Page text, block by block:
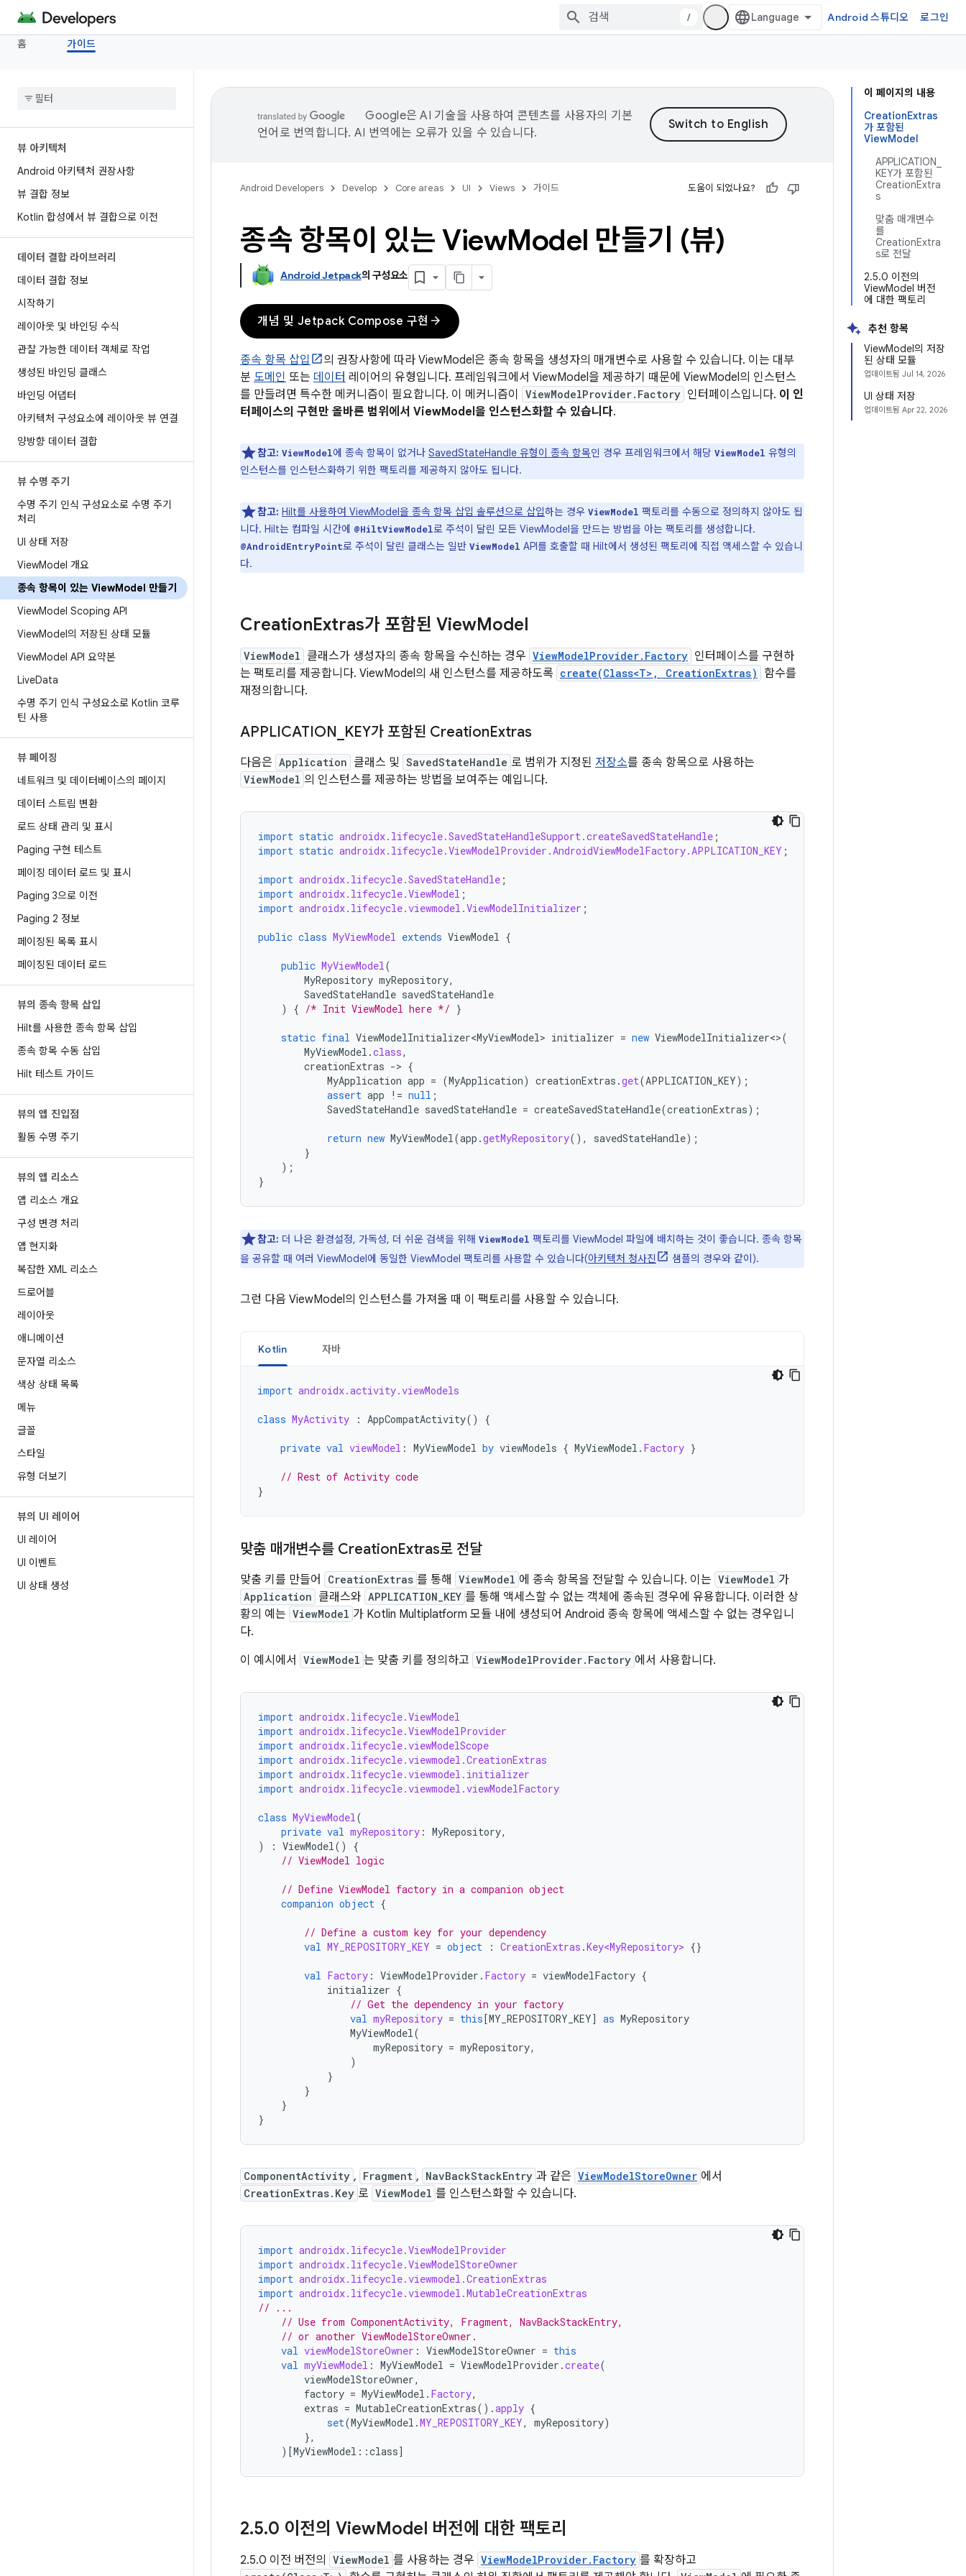
/ Android 스튜디오 로그인
홈 가이드
뷰 아키텍처
Android 아키텍처 권장사항
뷰 결합 정보
Kotlin 합성에서 뷰 결합으로 이전
데이터 결합 라이브러리
데이터 결합 정보
시작하기
레이아웃 및 바인딩 수식
관찰 가능한 데이터 객체로 작업
생성된 바인딩 클래스
바인딩 어댑터
아키텍처 구성요소에 레이아웃 뷰 연결
양방향 데이터 결합
뷰 수명 주기
수명 주기 인식 구성요소로 수명 주기
처리
UI 상태 저장
ViewModel 개요
종속 항목이 있는 ViewModel 만들기
ViewModel Scoping API
ViewModel의 저장된 상태 모듈
ViewModel API 요약본
LiveData
수명 주기 인식 구성요소로 Kotlin 코루
틴 사용
뷰 페이징
네트워크 및 데이터베이스의 페이지
데이터 스트림 변환
로드 상태 관리 및 표시
Paging 구현 테스트
페이징 데이터 로드 및 표시
Paging 3으로 이전
Paging 2 정보
페이징된 목록 표시
페이징된 데이터 로드
뷰의 종속 항목 삽입
Hilt를 사용한 종속 항목 삽입
종속 항목 수동 삽입
Hilt 테스트 가이드
뷰의 앱 진입점
활동 수명 주기
뷰의 앱 리소스
앱 리소스 개요
구성 변경 처리
앱 현지화
복잡한 XML 리소스
드로어블
레이아웃
애니메이션
문자열 리소스
색상 상태 목록
메뉴
글꼴
스타일
유형 더보기
뷰의 UI 레이어
UI 레이어
UI 이벤트
UI 상태 생성
이 페이지의 내용
CreationExtras
가 포함된
ViewModel
APPLICATION_
KEY가 포함된
CreationExtra
s
맞춤 매개변수
를
CreationExtra
s로 전달
2.5.0 이전의
ViewModel 버전
에 대한 팩토리
추천 항목
ViewModel의 저장
된 상태 모듈
업데이트됨 Jul 14, 2026
UI 상태 저장
업데이트됨 Apr 22, 2026
Google은 AI 기술을 사용하여 콘텐츠를 사용자의 기본
언어로 번역합니다. AI 번역에는 오류가 있을 수 있습니다.
Android Developers Develop Core areas UI Views 가이드 도움이 되었나요?
종속 항목이 있는 ViewModel 만들기 (뷰)
Android Jetpack의 구성요소
개념 및 Jetpack Compose 구현 arrow_forward
종속 항목 삽입
의 권장사항에 따라 ViewModel은 종속 항목을 생성자의 매개변수로 사용할 수 있습니다. 이는 대부
분 도메인 또는 데이터 레이어의 유형입니다. 프레임워크에서 ViewModel을 제공하기 때문에 ViewModel의 인스턴스
를 만들려면 특수한 메커니즘이 필요합니다. 이 메커니즘이
ViewModelProvider.Factory 인터페이스입니다. 이 인
터페이스의 구현만 올바른 범위에서 ViewModel을 인스턴스화할 수 있습니다.
참고: ViewModel에 종속 항목이 없거나 SavedStateHandle 유형이 종속 항목인 경우 프레임워크에서 해당 ViewModel 유형의
인스턴스를 인스턴스화하기 위한 팩토리를 제공하지 않아도 됩니다.
참고: Hilt를 사용하여 ViewModel을 종속 항목 삽입 솔루션으로 삽입하는 경우 ViewModel 팩토리를 수동으로 정의하지 않아도 됩
니다. Hilt는 컴파일 시간에 @HiltViewModel로 주석이 달린 모든 ViewModel을 만드는 방법을 아는 팩토리를 생성합니다.
@AndroidEntryPoint로 주석이 달린 클래스는 일반 ViewModel API를 호출할 때 Hilt에서 생성된 팩토리에 직접 액세스할 수 있습니
다.
CreationExtras가 포함된 ViewModel
ViewModel 클래스가 생성자의 종속 항목을 수신하는 경우 ViewModelProvider.Factory 인터페이스를 구현하
는 팩토리를 제공합니다. ViewModel의 새 인스턴스를 제공하도록 create(Class<T>, CreationExtras)
함수를
재정의합니다.
APPLICATION KEY가 포함된 CreationExtras
다음은 Application 클래스 및 SavedStateHandle 로 범위가 지정된 저장소를 종속 항목으로 사용하는
ViewModel 의 인스턴스를 제공하는 방법을 보여주는 예입니다.
import static androidx.lifecycle.SavedStateHandleSupport.createSavedStateHandle ;
import static androidx.lifecycle.ViewModelProvider.AndroidViewModelFactory.APPLICATION_KEY ;
import androidx.lifecycle.SavedStateHandle ;
import androidx.lifecycle.ViewModel ;
import androidx.lifecycle.viewmodel.ViewModelInitializer ;
public class MyViewModel extends ViewModel {
public MyViewModel(
MyRepository myRepository,
SavedStateHandle savedStateHandle
)
{ /* Init ViewModel here */ }
static final ViewModelInitializer<MyViewModel> initializer = new ViewModelInitializer<>(
MyViewModel .class,
creationExtras -> {
MyApplication app = (MyApplication) creationExtras .get(APPLICATION_KEY);
assert app != null ;
SavedStateHandle savedStateHandle = createSavedStateHandle(creationExtras);
return new MyViewModel(app .getMyRepository(), savedStateHandle);
}
);
}
참고: 더 나은 환경설정, 가독성, 더 쉬운 검색을 위해 ViewModel 팩토리를 ViewModel 파일에 배치하는 것이 좋습니다. 종속 항목
을 공유할 때 여러 ViewModel에 동일한 ViewModel 팩토리를 사용할 수 있습니다(아키텍처 청사진 샘플의 경우와 같이).
그런 다음 ViewModel의 인스턴스를 가져올 때 이 팩토리를 사용할 수 있습니다.
Kotlin 자바
import androidx.activity.viewModels
class MyActivity : AppCompatActivity() {
private val viewModel : MyViewModel by viewModels { MyViewModel . Factory }
// Rest of Activity code
}
맞춤 매개변수를 CreationExtras로 전달
맞춤 키를 만들어 CreationExtras 를 통해 ViewModel 에 종속 항목을 전달할 수 있습니다. 이는 ViewModel 가
Application 클래스와 APPLICATION_KEY 를 통해 액세스할 수 없는 객체에 종속된 경우에 유용합니다. 이러한 상
황의 예는 ViewModel 가 Kotlin Multiplatform 모듈 내에 생성되어 Android 종속 항목에 액세스할 수 없는 경우입니
다.
이 예시에서
ViewModel 는 맞춤 키를 정의하고 ViewModelProvider.Factory 에서 사용합니다.
import androidx.lifecycle.ViewModel
import androidx.lifecycle.ViewModelProvider
import androidx.lifecycle.viewModelScope
import androidx.lifecycle.viewmodel.CreationExtras
import androidx.lifecycle.viewmodel.initializer
import androidx.lifecycle.viewmodel.viewModelFactory
class MyViewModel(
private val myRepository : MyRepository,
)
: ViewModel()
{
// ViewModel logic
// Define ViewModel factory in a companion object
companion object {
// Define a custom key for your dependency
val MY_REPOSITORY_KEY = object : CreationExtras .Key<MyRepository> {}
val Factory : ViewModelProvider . Factory = viewModelFactory {
initializer {
// Get the dependency in your factory
val myRepository = this[MY_REPOSITORY_KEY] as MyRepository
MyViewModel(
myRepository = myRepository,
)
}
}
}
}
ComponentActivity , Fragment , NavBackStackEntry 과 같은 ViewModelStoreOwner 에서
CreationExtras.Key 로 ViewModel 를 인스턴스화할 수 있습니다.
import androidx.lifecycle.ViewModelProvider
import androidx.lifecycle.ViewModelStoreOwner
import androidx.lifecycle.viewmodel.CreationExtras
import androidx.lifecycle.viewmodel.MutableCreationExtras
// ...
// Use from ComponentActivity, Fragment, NavBackStackEntry,
// or another ViewModelStoreOwner.
val viewModelStoreOwner : ViewModelStoreOwner = this
val myViewModel : MyViewModel = ViewModelProvider .create(
viewModelStoreOwner,
factory = MyViewModel . Factory,
extras = MutableCreationExtras().apply {
set(MyViewModel .MY_REPOSITORY_KEY, myRepository)
},
) [MyViewModel ::class]
2.5.0 이전의 ViewModel 버전에 대한 팩토리
2.5.0 이전 버전의 ViewModel 를 사용하는 경우 ViewModelProvider.Factory 를 확장하고